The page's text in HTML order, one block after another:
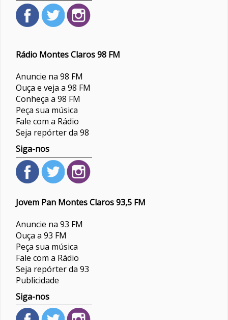
Rádio Montes Claros 98 FM
Anuncie na 98 FM
Ouça e veja a 98 FM
Conheça a 98 FM
Peça sua música
Fale com a Rádio
Seja repórter da 98
Siga-nos
Jovem Pan Montes Claros 93,5 FM
Anuncie na 93 FM
Ouça a 93 FM
Peça sua música
Fale com a Rádio
Seja repórter da 93
Publicidade
Siga-nos